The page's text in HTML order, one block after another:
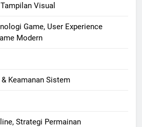
Visual
Game, User Experience
Modern
Keamanan Sistem
Strategi Permainan